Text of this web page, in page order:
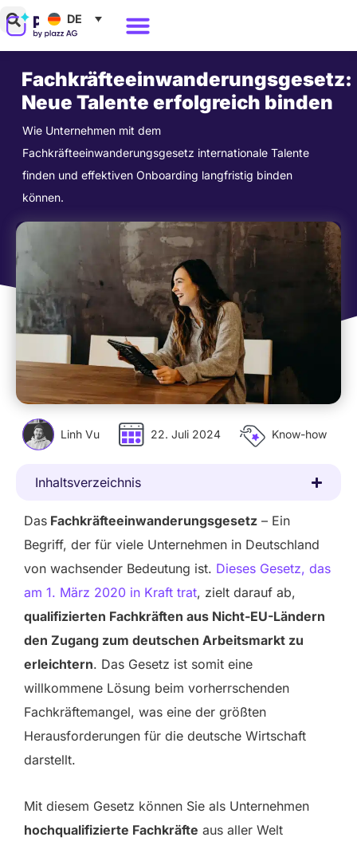
Zum
Inhalt
DE
Fachkräfteeinwanderungsgesetz:
Neue Talente erfolgreich binden
Wie Unternehmen mit dem
Fachkräfteeinwanderungsgesetz internationale Talente
finden und effektiven Onboarding langfristig binden
können.
Linh Vu 22. Juli 2024 Know-how
Inhaltsverzeichnis
Das Fachkräfteeinwanderungsgesetz – Ein
Begriff, der für viele Unternehmen in Deutschland
von wachsender Bedeutung ist. Dieses Gesetz, das
am 1. März 2020 in Kraft trat, zielt darauf ab,
qualifizierten Fachkräften aus Nicht-EU-Ländern
den Zugang zum deutschen Arbeitsmarkt zu
erleichtern. Das Gesetz ist somit eine
willkommene Lösung beim vorherrschenden
Fachkräftemangel, was eine der größten
Herausforderungen für die deutsche Wirtschaft
darstellt.
Mit diesem Gesetz können Sie als Unternehmen
hochqualifizierte Fachkräfte aus aller Welt